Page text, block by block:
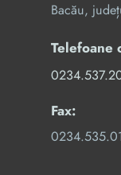
Bacău,
Telefoane
Fax: